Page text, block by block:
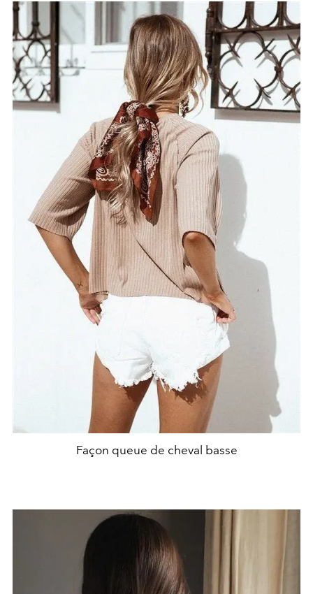
Façon queue de cheval basse